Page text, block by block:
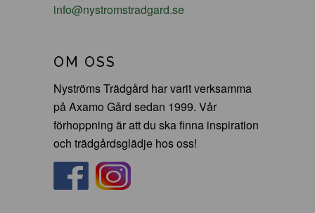
info@nystromstradgard.se
OM OSS
Nyströms Trädgård har varit verksamma
på Axamo Gård sedan 1999. Vår
förhoppning är att du ska finna inspiration
och trädgårdsglädje hos oss!